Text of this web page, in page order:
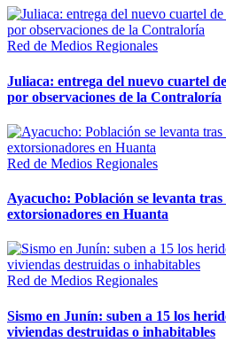
Red de Medios Regionales
Juliaca: entrega del nuevo cuartel
por observaciones de la Contraloría
Red de Medios Regionales
Ayacucho: Población se levanta
extorsionadores en Huanta
Red de Medios Regionales
Sismo en Junín: suben a 15 los
viviendas destruidas o inhabitables